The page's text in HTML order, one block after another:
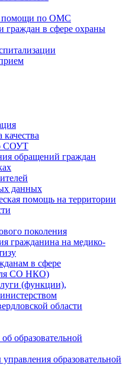
помощи по ОМС
граждан в сфере охраны
СОУТ
обращений граждан
данных
помощь на территории
поколения
гражданина на медико-
в сфере
СО НКО)
(функции),
области
образовательной
образовательной